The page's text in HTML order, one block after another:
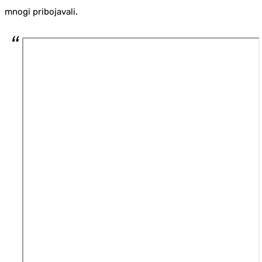
mnogi pribojavali.